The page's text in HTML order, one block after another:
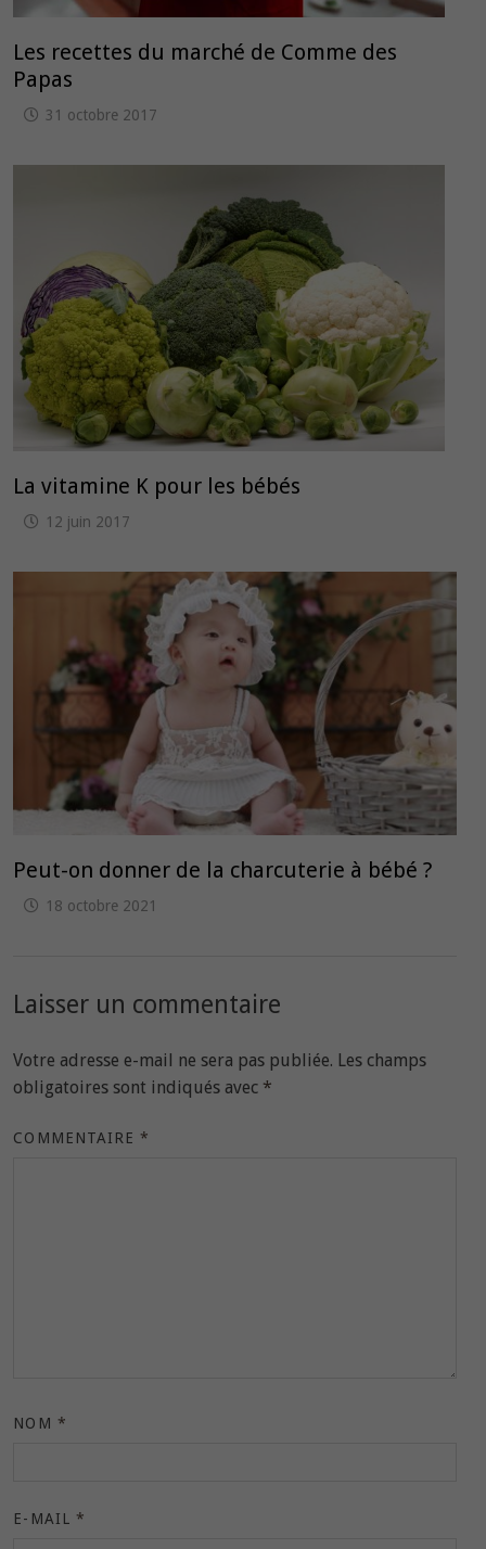
Les recettes du marché de Comme des
Papas
31 octobre 2017
La vitamine K pour les bébés
12 juin 2017
Peut-on donner de la charcuterie à bébé ?
18 octobre 2021
Laisser un commentaire
Votre adresse e-mail ne sera pas publiée. Les champs
obligatoires sont indiqués avec *
COMMENTAIRE*
NOM *
E-MAIL *